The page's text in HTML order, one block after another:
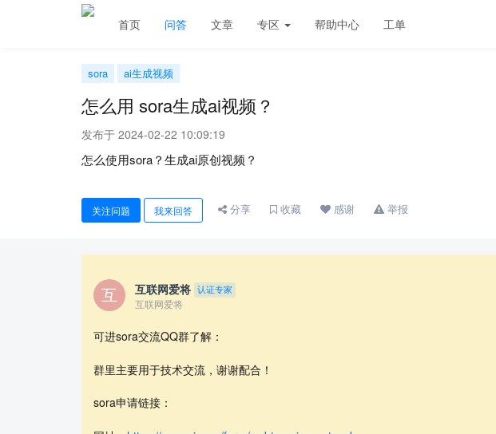
首页 问答 文章 专区 帮助中心 工单
sora ai生成视频
怎么用 sora生成ai视频？
发布于 2024-02-22 10:09:19
怎么使用sora？生成ai原创视频？
关注问题 我来回答 分享 收藏 感谢 举报
互联网爱将 认证专家
互联网爱将
可进sora交流QQ群了解：
群里主要用于技术交流，谢谢配合！
sora申请链接：